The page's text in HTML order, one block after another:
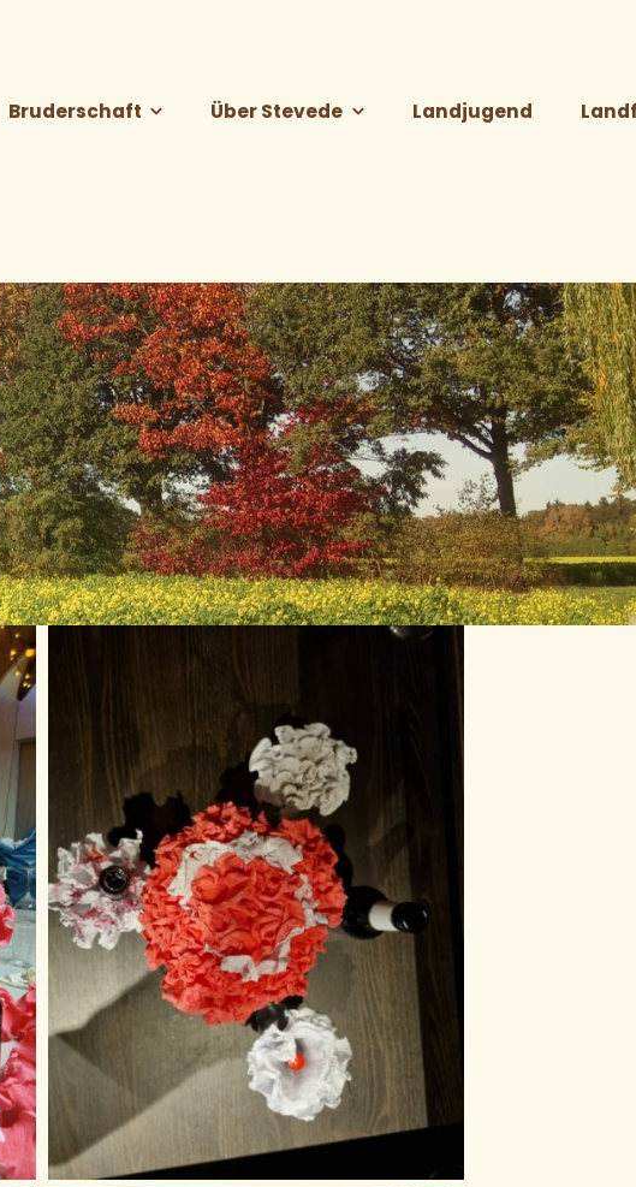
Bruderschaft Über Stevede Landjugend